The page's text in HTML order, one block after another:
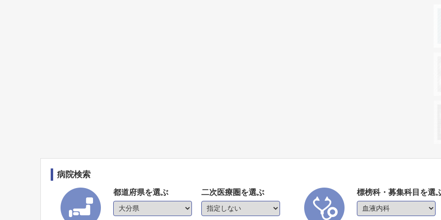
病院検索
都道府県を選ぶ 二次医療圏を選ぶ 標榜科・募集科目を選